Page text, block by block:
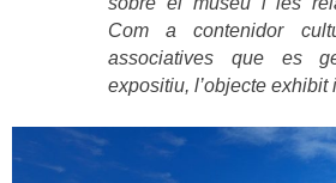
Com a contenidor
associatives que es
expositiu, l’objecte exhibit